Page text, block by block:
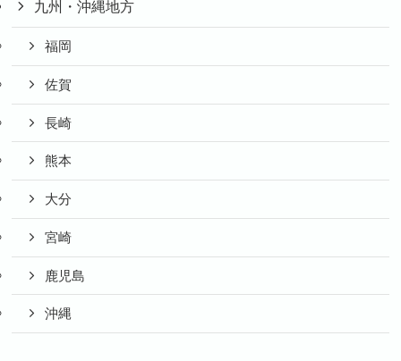
九州・沖縄地方
福岡
佐賀
長崎
熊本
大分
宮崎
鹿児島
沖縄